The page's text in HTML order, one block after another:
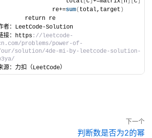
                re+=
sum( total,target )
        return re
者：LeetCode-Solution
接：https ://leetcode-
problems/power-of-
solution/4de-mi-by-leetcode-solution-
源：力扣（LeetCode）
下一个
判断数是否为2的幂